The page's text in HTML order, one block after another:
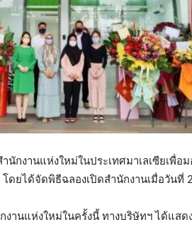
ำนักงานแห่งใหม่ในประเทศมาเลเซียเพื่
ดยได้จัดพิธีฉลองเปิดสำนักงานเมื่อวันที่
กงานแห่งใหม่ในครั้งนี้ ทางบริษัทฯ ได้แ